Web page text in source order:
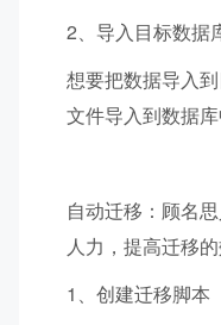
2、导入目标数据
想要把数据导入
文件导入到数据
自动迁移：顾名
人力，提高迁移
1、创建迁移脚本